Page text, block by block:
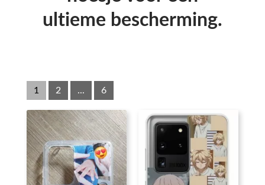
ultieme bescherming.
1 2 ... 6